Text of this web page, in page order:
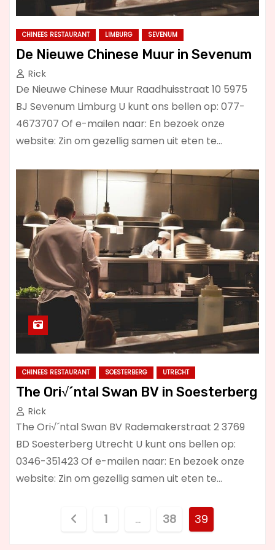
CHINEES RESTAURANT LIMBURG SEVENUM
De Nieuwe Chinese Muur in Sevenum
Rick
De Nieuwe Chinese Muur Raadhuisstraat 10 5975
BJ Sevenum Limburg U kunt ons bellen op: 077-
4673707 Of e-mailen naar: En bezoek onze
website: Zin om gezellig samen uit eten te…
CHINEES RESTAURANT SOESTERBERG UTRECHT
The Ori√´ntal Swan BV in Soesterberg
Rick
The Ori√´ntal Swan BV Rademakerstraat 2 3769
BD Soesterberg Utrecht U kunt ons bellen op:
0346-351423 Of e-mailen naar: En bezoek onze
website: Zin om gezellig samen uit eten te…
1 … 38 39